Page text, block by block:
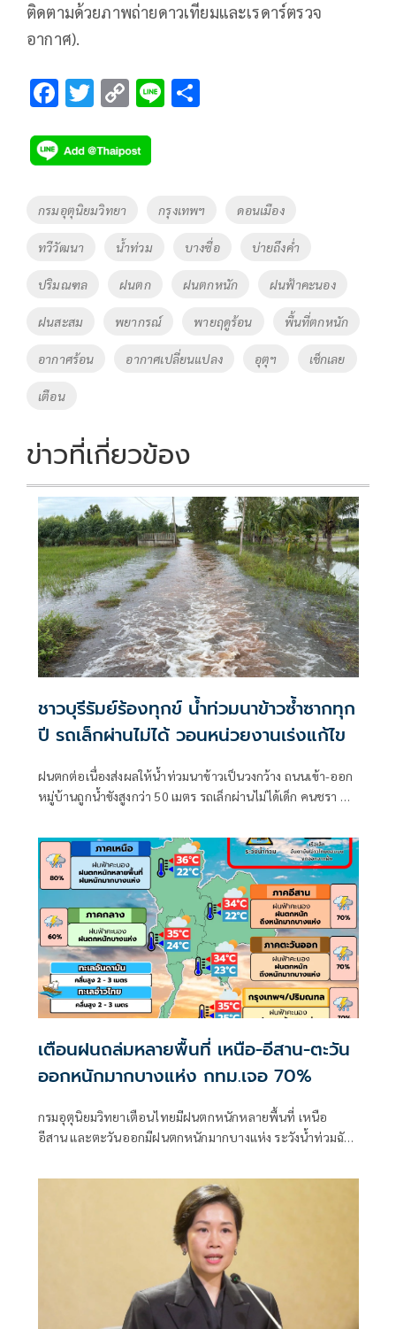
ติดตามด้วยภาพถ่ายดาวเทียมและเรดาร์ตรวจ
อากาศ).
F
e
b
o
o
k
T
tt
er
C
p
y
n
k
Li
Tags
กรมอุตุนิยมวิทยา กรุงเทพฯ ดอนเมือง
ทวีวัฒนา น้ำท่วม บางซื่อ บ่ายถึงค่ำ
ปริมณฑล ฝนตก ฝนตกหนัก ฝนฟ้าคะนอง
ฝนสะสม พยากรณ์ พายฤดูร้อน พื้นที่ตกหนัก
อากาศร้อน อากาศเปลี่ยนแปลง อุตุฯ เช็กเลย
เตือน
ข่าวที่เกี่ยวข้อง
ชาวบุรีรัมย์ร้องทุกข์ น้ำท่วมนาข้าวซ้ำซากทุก
ปี รถเล็กผ่านไม่ได้ วอนหน่วยงานเร่งแก้ไข
ฝนตกต่อเนื่องส่งผลให้น้ำท่วมนาข้าวเป็นวงกว้าง ถนนเข้า-ออก
หมู่บ้านถูกน้ำขังสูงกว่า 50 เมตร รถเล็กผ่านไม่ได้เด็ก คนชรา ผู้
หน่วยงานที่เกี่ยวข้องแก้ไข ขณะ อบต.เคยเสนอของบมาวาง
บล็อกคอนเวิร์สแก้ปัญหาระยะยาว แต่ถูกโยกไปที่อื่น เตรียม
หางบทำถนนให้สูงขึ้นบรรเทาความเดือดร้อน
เตือนฝนถล่มหลายพื้นที่ เหนือ-อีสาน-ตะวัน
ออกหนักมากบางแห่ง กทม.เจอ 70%
กรมอุตุนิยมวิทยาเตือนไทยมีฝนตกหนักหลายพื้นที่ เหนือ
อีสาน และตะวันออกมีฝนตกหนักมากบางแห่ง ระวังน้ำท่วมฉับ
ตอนบนคลื่นสูง 2-3 เมตร เรือเล็กควรงดออกจากฝั่ง ส่วนไต้ฝุ่น